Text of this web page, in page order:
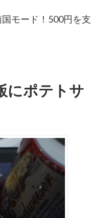
モード！500円を支
にポテトサ